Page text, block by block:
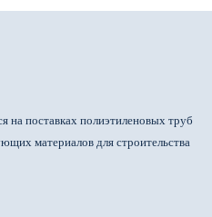
на поставках полиэтиленовых труб
материалов для строительства